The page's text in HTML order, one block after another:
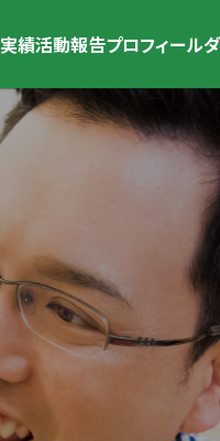
実績活動報告プロフィール